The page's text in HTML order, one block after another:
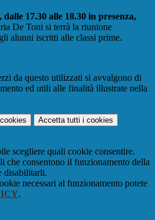
dalle 17.30 alle 18.30 in presenza,
De Toni si terrà la riunione
alunni iscritti alle classi prime.
da questo utilizzati si avvalgono di
ed utili alle finalità illustrate nella
Accetta tutti i cookies
scegliere quali cookie consentire.
che consentono il funzionamento della
disabilitarli.
necessari al funzionamento potete
.